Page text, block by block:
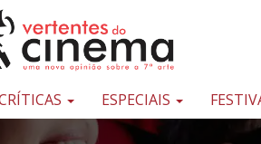
ESPECIAIS